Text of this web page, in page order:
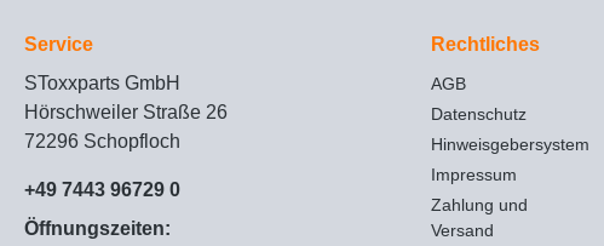
Service
SToxxparts GmbH
Hörschweiler Straße 26
72296 Schopfloch
+49 7443 96729 0
Öffnungszeiten:
Rechtliches
AGB
Datenschutz
Hinweisgebersystem
Impressum
Zahlung und
Versand